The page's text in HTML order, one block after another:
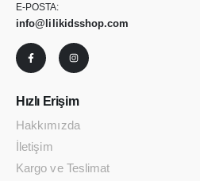
E-POSTA:
info@lilikidsshop.com
Hızlı Erişim
Hakkımızda
İletişim
Kargo ve Teslimat